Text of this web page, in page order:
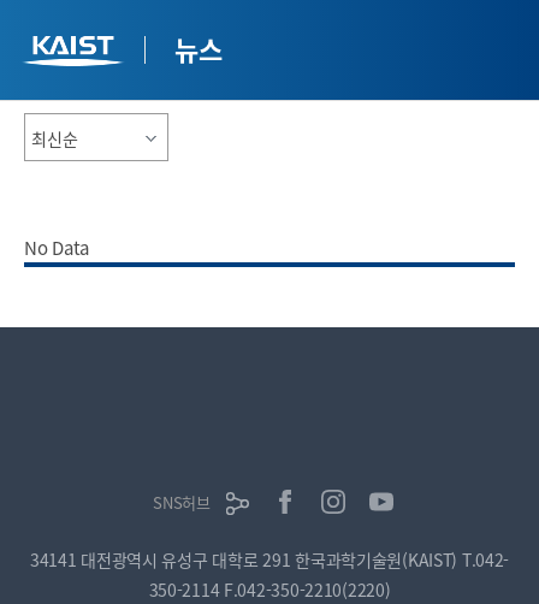
뉴스
No Data
SNS허브
34141 대전광역시 유성구 대학로 291 한국과학기술원(KAIST) T.042-
350-2114 F.042-350-2210(2220)